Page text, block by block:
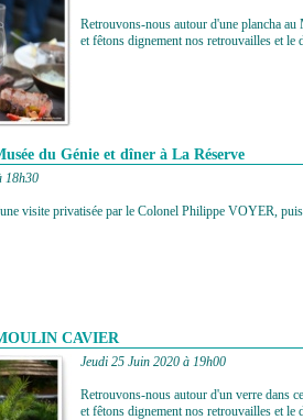
Retrouvons-nous autour d'une plancha
et fêtons dignement nos retrouvailles et le
du Génie et dîner à La Réserve
18h30
visite privatisée par le Colonel Philippe VOYER,
CAVIER
Jeudi 25 Juin 2020 à 19h00
Retrouvons-nous autour d'un verre dans
et fêtons dignement nos retrouvailles et le